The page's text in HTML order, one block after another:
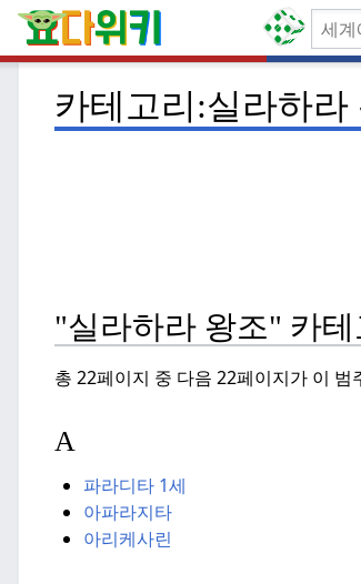
카테고리:실라하라
"실라하라 왕조" 카
총 22페이지 중 다음 22페이지가 이 범
A
파라디타 1세
아파라지타
아리케사린